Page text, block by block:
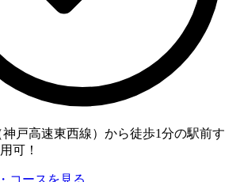
戸高速東西線）から徒歩1分の駅前す
可！
コースを見る